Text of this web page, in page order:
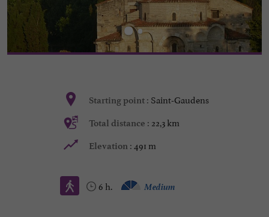
Starting point : Saint-Gaudens
Total distance : 22,3 km
Elevation : 491 m
6 h. Medium